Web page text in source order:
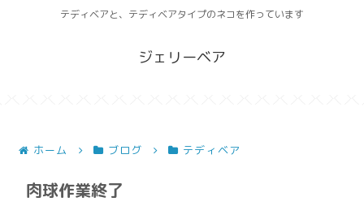
テディベアと、テディベアタイプのネコを作っています
ジェリーベア
ホーム ブログ テディベア
肉球作業終了